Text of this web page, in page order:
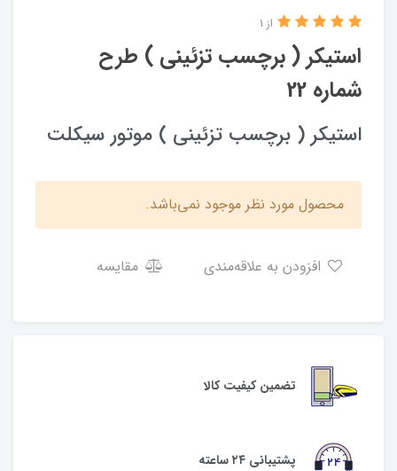
استیکر ( برچسب تزئینی ) طرح
شماره 22
از 1
استیکر ( برچسب تزئینی ) موتور سیکلت
محصول مورد نظر موجود نمی‌باشد.
مقایسه
تضمین کیفیت کالا
پشتیبانی ۲۴ ساعته